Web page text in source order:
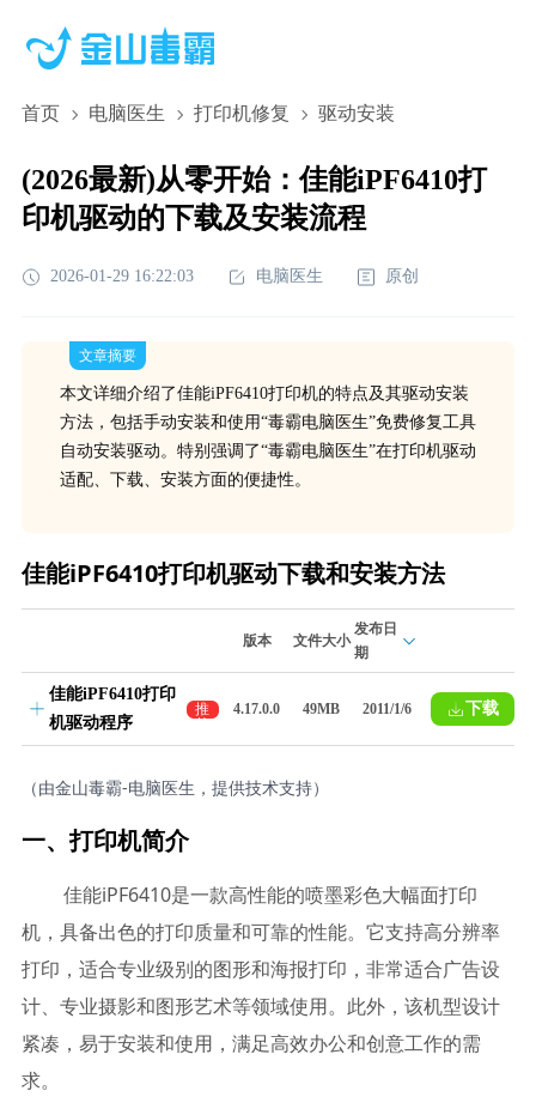
首页 电脑医生 打印机修复 驱动安装
(2026最新)从零开始：佳能iPF6410打
印机驱动的下载及安装流程
2026-01-29 16:22:03 电脑医生 原创
文章摘要
本文详细介绍了佳能iPF6410打印机的特点及其驱动安装
方法，包括手动安装和使用“毒霸电脑医生”免费修复工具
自动安装驱动。特别强调了“毒霸电脑医生”在打印机驱动
适配、下载、安装方面的便捷性。
佳能iPF6410打印机驱动下载和安装方法
版本 文件大小
发布日
期
佳能iPF6410打印
机驱动程序
推
荐
4.17.0.0 49MB 2011/1/6 下载
（由金山毒霸-电脑医生，提供技术支持）
一、打印机简介
佳能iPF6410是一款高性能的喷墨彩色大幅面打印
机，具备出色的打印质量和可靠的性能。它支持高分辨率
打印，适合专业级别的图形和海报打印，非常适合广告设
计、专业摄影和图形艺术等领域使用。此外，该机型设计
紧凑，易于安装和使用，满足高效办公和创意工作的需
求。